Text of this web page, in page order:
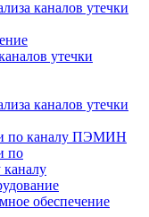
каналов утечки
утечки
каналов утечки
по каналу ПЭМИН
по
каналу
обеспечение